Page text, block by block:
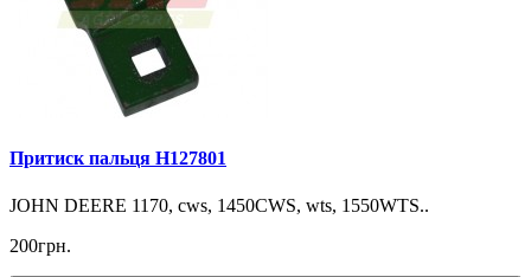
Притиск пальця H127801
JOHN DEERE 1170, cws, 1450CWS, wts, 1550WTS..
200грн.